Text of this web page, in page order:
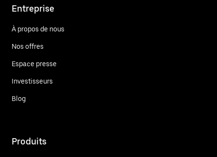
Entreprise
À propos de nous
Nos offres
Espace presse
Investisseurs
Blog
Produits